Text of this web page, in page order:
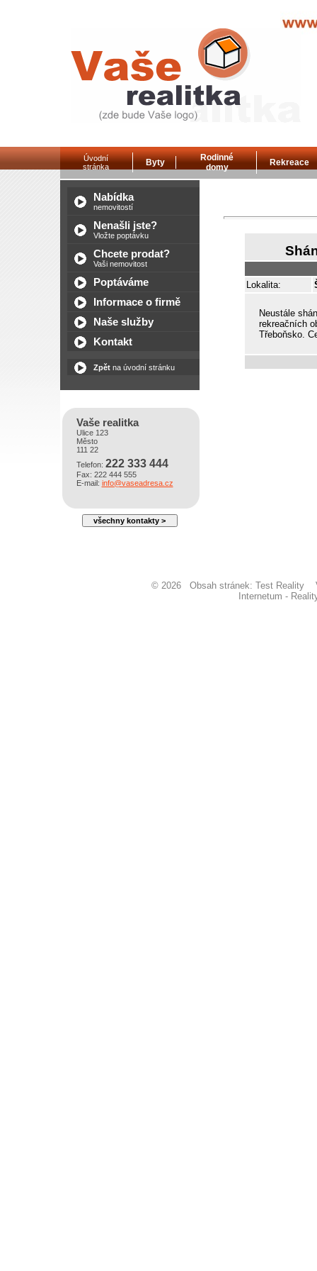
Úvodní
stránka
Byty
Rodinné
domy
Rekreace
Nabídka
nemovitostí
Nenašli jste?
Vložte poptávku
Chcete prodat?
Vaši nemovitost
Poptáváme
Informace o firmě
Naše služby
Kontakt
Zpětna úvodní stránku
Vaše realitka
Ulice 123
Město
111 22
Telefon: 222 333 444
Fax: 222 444 555
E-mail: info@vaseadresa.cz
všechny kontakty >
Lokalita:
Neustále
rekreačních
Třeboňsko.
© 2026 Obsah stránek: Test
Internetum -